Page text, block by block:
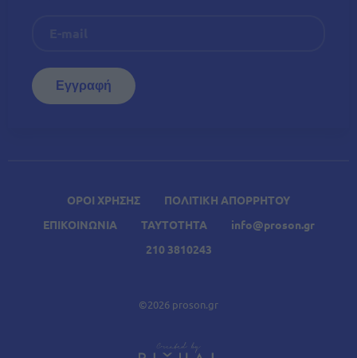
ΟΡΟΙ ΧΡΗΣΗΣ
ΠΟΛΙΤΙΚΗ ΑΠΟΡΡΗΤΟΥ
ΕΠΙΚΟΙΝΩΝΙΑ
ΤΑΥΤΟΤΗΤΑ
info@proson.gr
210 3810243
©2026 proson.gr